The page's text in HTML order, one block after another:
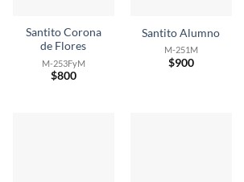
Santito Corona
de Flores
M-253FyM
$800
Santito Alumno
M-251M
$900